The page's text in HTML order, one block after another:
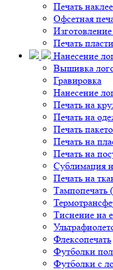
Печать
Офсетная
Печать
Нанесение
Вышивка
Гравировка
Нанесение
Печать на
Печать на
Печать
Печать на
Печать на
Сублимация
Печать на
Тампопечать
Тиснение на
Флексопечать
Футболки
Футболки с